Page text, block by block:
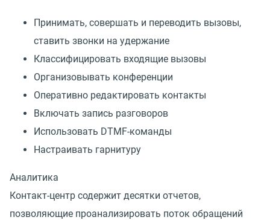
Принимать, совершать и переводить вызовы,
ставить звонки на удержание
Классифицировать входящие вызовы
Организовывать конференции
Оперативно редактировать контакты
Включать запись разговоров
Использовать DTMF-команды
Настраивать гарнитуру
Аналитика
Контакт-центр содержит десятки отчетов,
позволяющие проанализировать поток обращений